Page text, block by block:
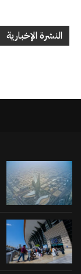
النشرة الإخبارية